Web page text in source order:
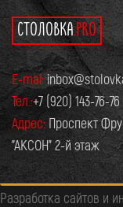
СТОЛОВКА.PRO
E-mai:
Тел.:+7 (920) 143-76-76
Адрес: Проспект
"АКСОН" 2-й этаж
Разработка сайтов и